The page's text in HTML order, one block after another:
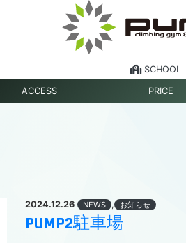
SCHOOL
ACCESS PRICE
2024.12.26 NEWS , お知らせ
PUMP2駐車場